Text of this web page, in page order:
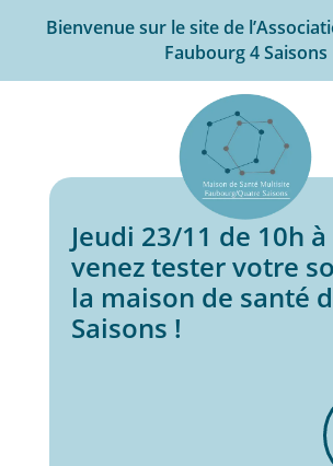
Bienvenue sur le site de
Faubourg 4 Saisons
Jeudi 23/11 de 10h
venez tester votre
la maison de santé
Saisons !